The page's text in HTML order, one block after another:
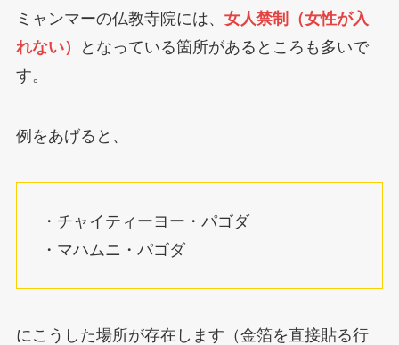
ミャンマーの仏教寺院には、 女人禁制（女性が入
れない）
となっている箇所があるところも多いで
す。
例をあげると、
・チャイティーヨー・パゴダ
・マハムニ・パゴダ
にこうした場所が存在します（金箔を直接貼る行